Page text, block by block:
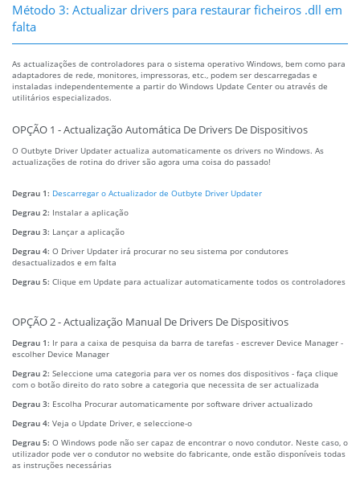
Método 3: Actualizar drivers para restaurar ficheiros .dll em
falta
As actualizações de controladores para o sistema operativo Windows, bem como para
adaptadores de rede, monitores, impressoras, etc., podem ser descarregadas e
instaladas independentemente a partir do Windows Update Center ou através de
utilitários especializados.
OPÇÃO 1 - Actualização Automática De Drivers De Dispositivos
O Outbyte Driver Updater actualiza automaticamente os drivers no Windows. As
actualizações de rotina do driver são agora uma coisa do passado!
Degrau 1: Descarregar o Actualizador de Outbyte Driver Updater
Degrau 2: Instalar a aplicação
Degrau 3: Lançar a aplicação
Degrau 4: O Driver Updater irá procurar no seu sistema por condutores
desactualizados e em falta
Degrau 5: Clique em Update para actualizar automaticamente todos os controladores
OPÇÃO 2 - Actualização Manual De Drivers De Dispositivos
Degrau 1: Ir para a caixa de pesquisa da barra de tarefas - escrever Device Manager -
escolher Device Manager
Degrau 2: Seleccione uma categoria para ver os nomes dos dispositivos - faça clique
com o botão direito do rato sobre a categoria que necessita de ser actualizada
Degrau 3: Escolha Procurar automaticamente por software driver actualizado
Degrau 4: Veja o Update Driver, e seleccione-o
Degrau 5: O Windows pode não ser capaz de encontrar o novo condutor. Neste caso, o
utilizador pode ver o condutor no website do fabricante, onde estão disponíveis todas
as instruções necessárias